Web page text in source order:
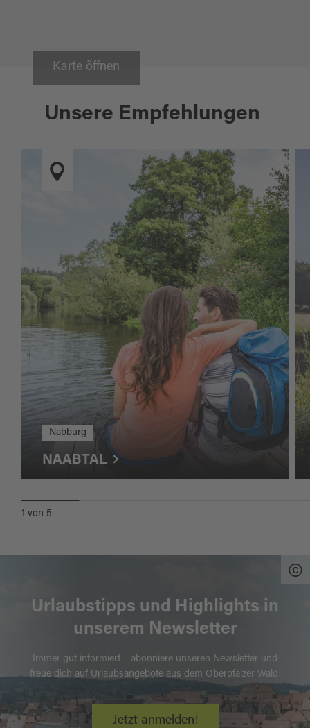
Karte öffnen
Unsere Empfehlungen
Nabburg
NAABTAL
1 von 5
Urlaubstipps und Highlights in
unserem Newsletter
Immer gut informiert – abonniere unseren Newsletter und
freue dich auf Urlaubsangebote aus dem Oberpfälzer Wald!
Jetzt anmelden!